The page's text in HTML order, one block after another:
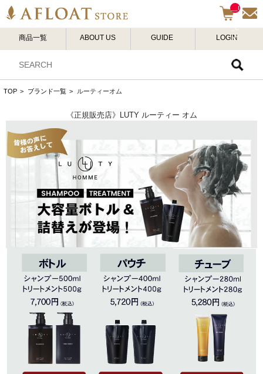
__I
TM
_C
NT
商品一覧 ABOUT US GUIDE LOGIN
TOP > ブランド一覧 > ルーティーオム
《正規販売店》LUTY ルーティー オム